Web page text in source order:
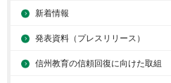
新着情報
発表資料（プレスリリース）
信州教育の信頼回復に向けた取組